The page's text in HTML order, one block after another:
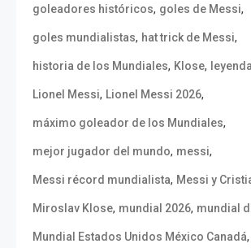
goleadores históricos, goles de Messi,
goles mundialistas, hat trick de Messi,
historia de los Mundiales, Klose,
Lionel Messi, Lionel Messi 2026,
máximo goleador de los Mundiales,
mejor jugador del mundo, messi,
Messi récord mundialista, Messi y
Miroslav Klose, mundial 2026, mundial
Mundial Estados Unidos México Canadá,